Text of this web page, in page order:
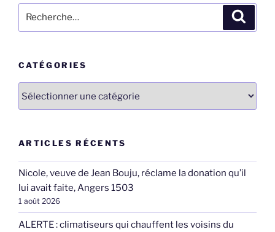
pour
CATÉGORIES
ARTICLES RÉCENTS
Nicole, veuve de Jean Bouju, réclame la donation qu’il
lui avait faite, Angers 1503
1 août 2026
ALERTE : climatiseurs qui chauffent les voisins du